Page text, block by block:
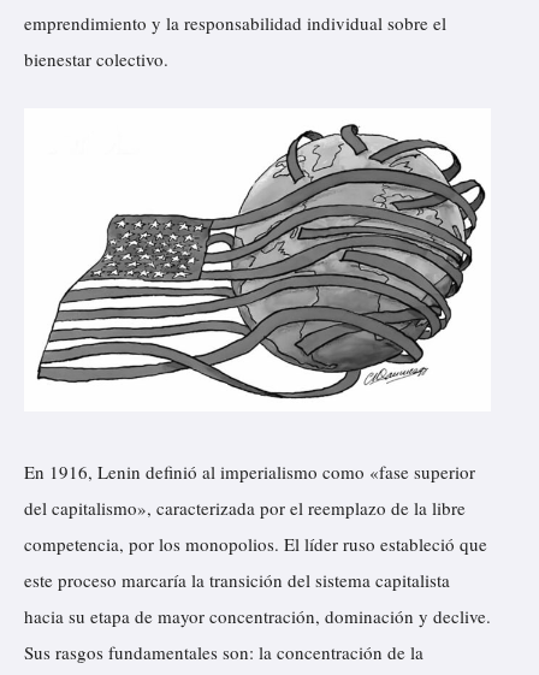
emprendimiento y la responsabilidad individual sobre el
bienestar colectivo.
En 1916, Lenin definió al imperialismo como «fase superior
del capitalismo», caracterizada por el reemplazo de la libre
competencia, por los monopolios. El líder ruso estableció que
este proceso marcaría la transición del sistema capitalista
hacia su etapa de mayor concentración, dominación y declive.
Sus rasgos fundamentales son: la concentración de la